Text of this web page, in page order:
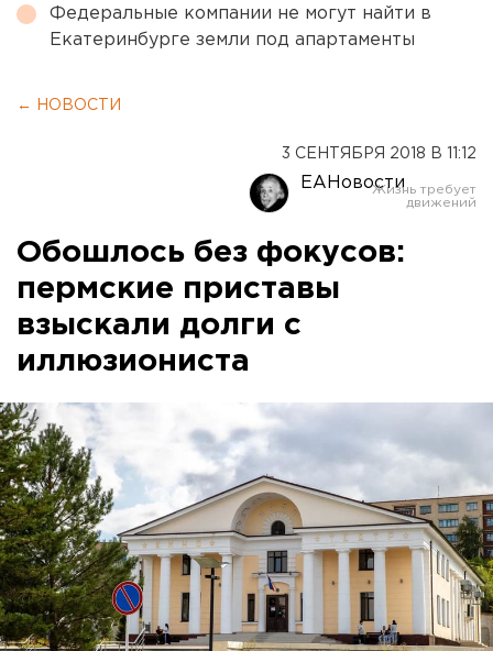
Федеральные компании не могут найти в
Екатеринбурге земли под апартаменты
← НОВОСТИ
3 СЕНТЯБРЯ 2018 В 11:12
ЕАНовости
Обошлось без фокусов:
пермские приставы
взыскали долги с
иллюзиониста